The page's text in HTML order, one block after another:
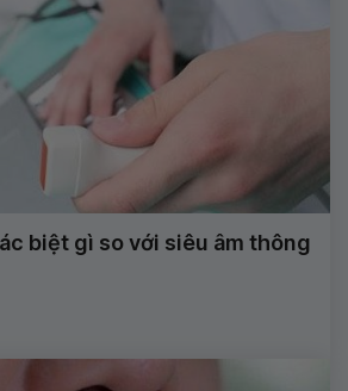
biệt gì so với siêu âm thông